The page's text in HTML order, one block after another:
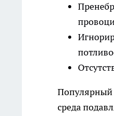
Популярный
среда